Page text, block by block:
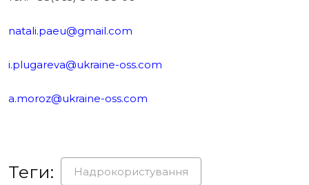
natali.paeu@gmail.com
i.plugareva@ukraine-oss.com
a.moroz@ukraine-oss.com
Теги: Надрокористування